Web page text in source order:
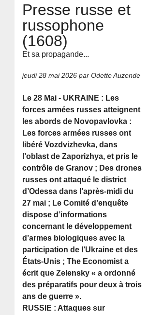
Presse russe et
russophone
(1608)
Et sa propagande...
jeudi 28 mai 2026 par Odette Auzende
Le 28 Mai - UKRAINE : Les
forces armées russes atteignent
les abords de Novopavlovka :
Les forces armées russes ont
libéré Vozdvizhevka, dans
l’oblast de Zaporizhya, et pris le
contrôle de Granov ; Des drones
russes ont attaqué le district
d’Odessa dans l’après-midi du
27 mai ; Le Comité d’enquête
dispose d’informations
concernant le développement
d’armes biologiques avec la
participation de l’Ukraine et des
États-Unis ; The Economist a
écrit que Zelensky « a ordonné
des préparatifs pour deux à trois
ans de guerre ».
RUSSIE : Attaques sur